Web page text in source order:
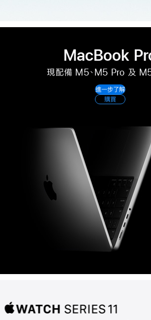
MacBook
現配備 M5、M5 Pro 及
進一步了解
購買